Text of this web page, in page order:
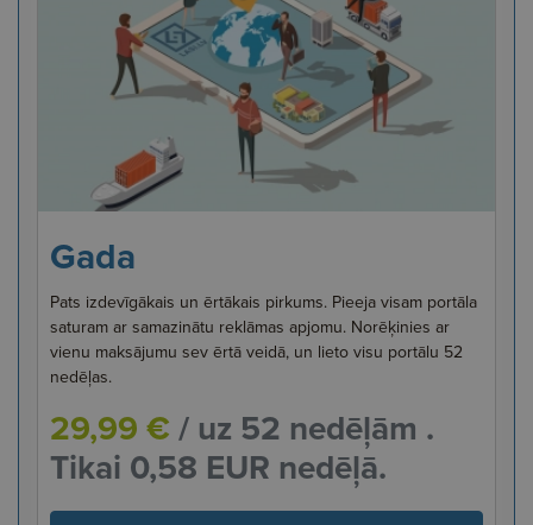
Gada
Pats izdevīgākais un ērtākais pirkums. Pieeja visam portāla
saturam ar samazinātu reklāmas apjomu. Norēķinies ar
vienu maksājumu sev ērtā veidā, un lieto visu portālu 52
nedēļas.
29,99 €/ uz 52 nedēļām .
Tikai 0,58 EUR nedēļā.